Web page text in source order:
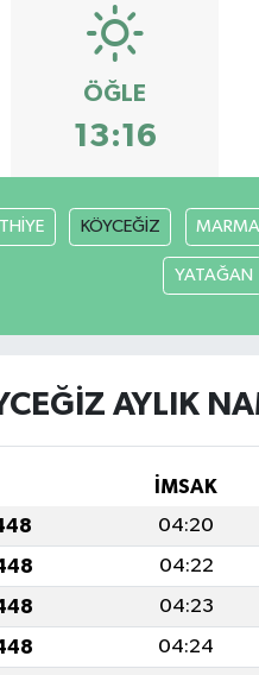
ÖĞLE
13:16
KÖYCEĞİZ
YATAĞAN
AYLIK
İMSAK
04:20
04:22
04:23
04:24